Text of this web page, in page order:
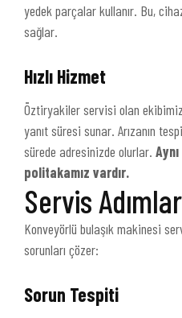
yedek parçalar kullanır. Bu,
sağlar.
Hızlı Hizmet
Öztiryakiler servisi olan
yanıt süresi sunar. Arızanın
sürede adresinizde olurlar.
politakamız vardır.
Servis
Konveyörlü bulaşık makinesi
sorunları çözer:
Sorun Tespiti